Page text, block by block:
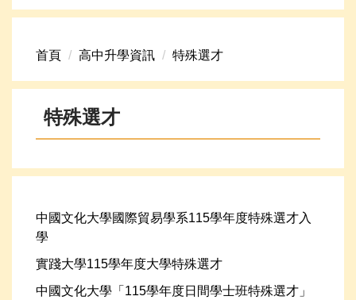
新生專區
學校組織
高中升學資訊
首頁 高中升學資訊 特殊選才
特殊選才
中國文化大學國際貿易學系115學年度特殊選才入
學
實踐大學115學年度大學特殊選才
中國文化大學「115學年度日間學士班特殊選才」